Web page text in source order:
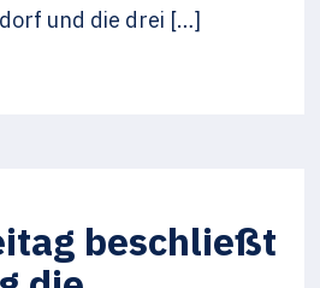
und die drei […]
beschließt